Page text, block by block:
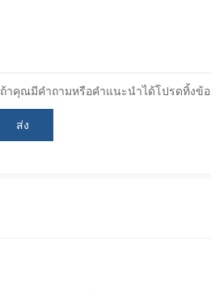
ถ้าคุณมีคำถามหรือคำแนะนำได้โปรดทิ้งข้อ